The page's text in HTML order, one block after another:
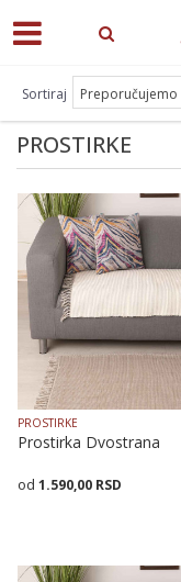
ODEĆA -30%
PROSTIRKE
Sortiraj
PROSTIRKE
Prostirka Dvostrana
1.590,00 RSD
Veličina